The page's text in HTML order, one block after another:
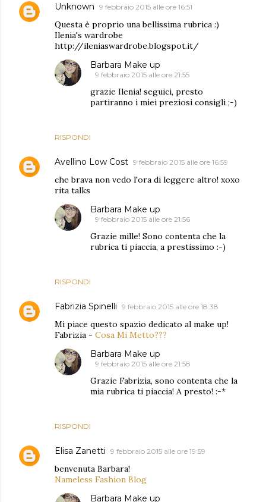
Unknown 9 febbraio 2015 alle ore 16:51
Questa è proprio una bellissima rubrica :)
Ilenia's wardrobe
http://ileniaswardrobe.blogspot.it/
RISPONDI
Barbara Make up
9 febbraio 2015 alle ore 21:55
grazie Ilenia! seguici, presto
partiranno i miei preziosi consigli ;-)
Avellino Low Cost 9 febbraio 2015 alle ore 16:59
che brava non vedo l'ora di leggere altro! xoxo
rita talks
RISPONDI
Barbara Make up
9 febbraio 2015 alle ore 21:56
Grazie mille! Sono contenta che la
rubrica ti piaccia, a prestissimo :-)
Fabrizia Spinelli 9 febbraio 2015 alle ore 18:38
Mi piace questo spazio dedicato al make up!
Fabrizia - Cosa Mi Metto???
RISPONDI
Barbara Make up
9 febbraio 2015 alle ore 21:58
Grazie Fabrizia, sono contenta che la
mia rubrica ti piaccia! A presto! :-*
Elisa Zanetti 9 febbraio 2015 alle ore 19:59
benvenuta Barbara!
Nameless Fashion Blog
Barbara Make up